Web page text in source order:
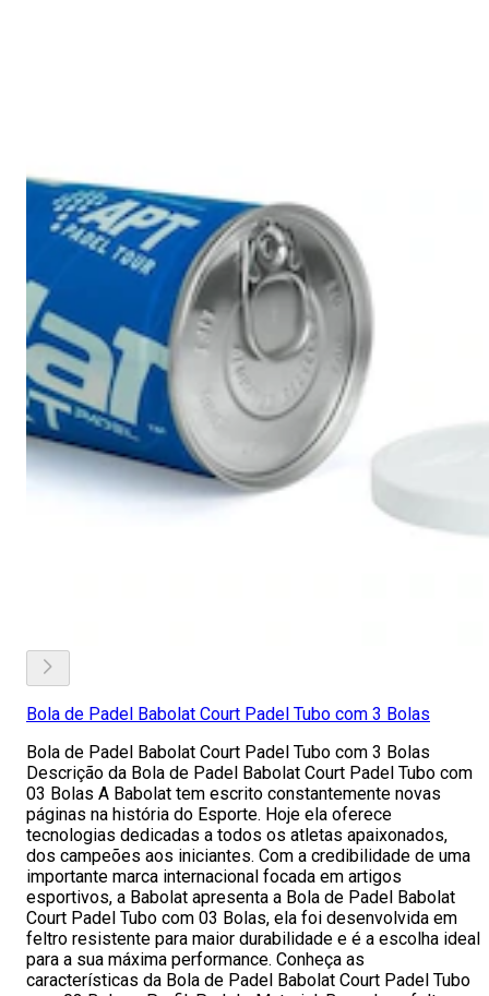
Bola de Padel Babolat Court Padel Tubo com 3 Bolas
Bola de Padel Babolat Court Padel Tubo com 3 Bolas
Descrição da Bola de Padel Babolat Court Padel Tubo com
03 Bolas A Babolat tem escrito constantemente novas
páginas na história do Esporte. Hoje ela oferece
tecnologias dedicadas a todos os atletas apaixonados,
dos campeões aos iniciantes. Com a credibilidade de uma
importante marca internacional focada em artigos
esportivos, a Babolat apresenta a Bola de Padel Babolat
Court Padel Tubo com 03 Bolas, ela foi desenvolvida em
feltro resistente para maior durabilidade e é a escolha ideal
para a sua máxima performance. Conheça as
características da Bola de Padel Babolat Court Padel Tubo